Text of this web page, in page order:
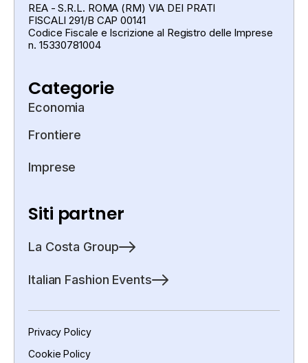
REA - S.R.L. ROMA (RM) VIA DEI PRATI
FISCALI 291/B CAP 00141
Codice Fiscale e Iscrizione al Registro delle Imprese
n. 15330781004
Categorie
Economia
Frontiere
Imprese
Siti partner
La Costa Group
Italian Fashion Events
Privacy Policy
Cookie Policy